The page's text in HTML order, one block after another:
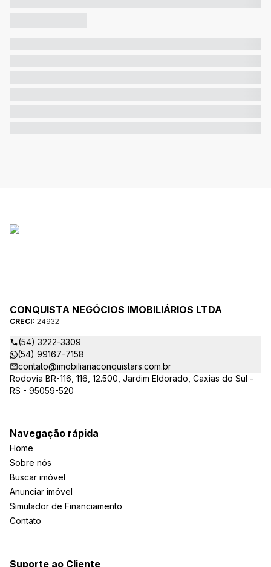
CONQUISTA NEGÓCIOS IMOBILIÁRIOS LTDA
CRECI: 24932
(54) 3222-3309
(54) 99167-7158
contato@imobiliariaconquistars.com.br
Rodovia BR-116, 116, 12.500, Jardim Eldorado, Caxias do Sul -
RS - 95059-520
Navegação rápida
Home
Sobre nós
Buscar imóvel
Anunciar imóvel
Simulador de Financiamento
Contato
Suporte ao Cliente